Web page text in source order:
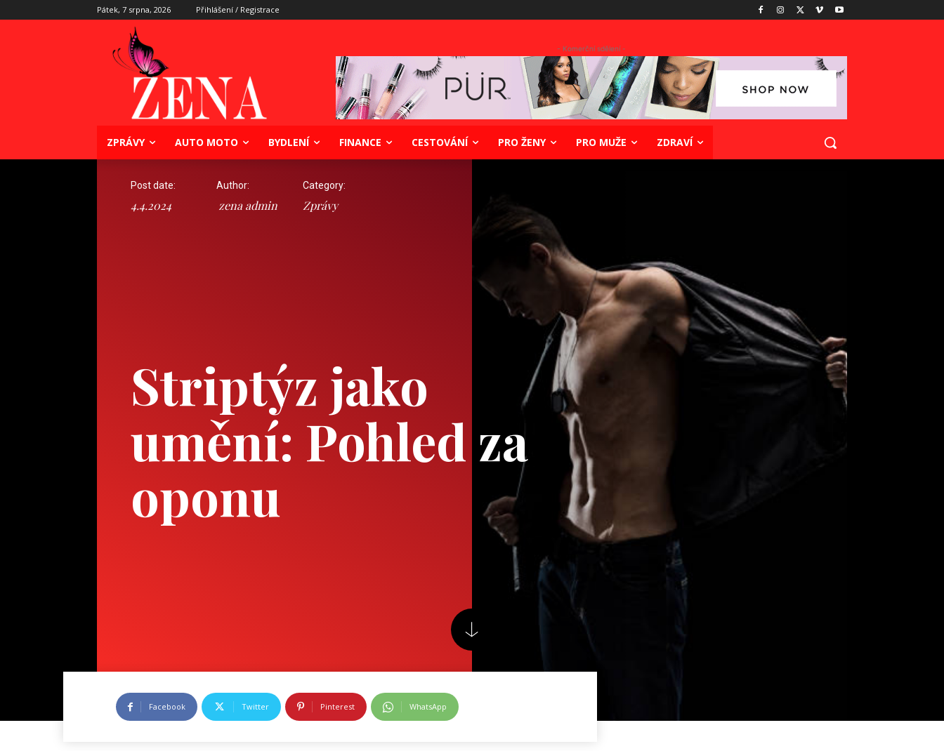
Pátek, 7 srpna, 2026 Přihlášení / Registrace
- Komerční sdělení -
ZPRÁVY AUTO MOTO BYDLENÍ FINANCE CESTOVÁNÍ PRO ŽENY PRO MUŽE ZDRAVÍ
Striptýz jako
umění: Pohled za
oponu
Post date:
4.4.2024
Author:
zena admin
Category:
Zprávy
Facebook Twitter Pinterest WhatsApp